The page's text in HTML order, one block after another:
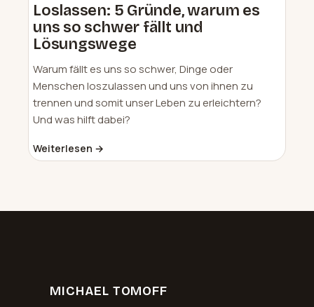
Loslassen: 5 Gründe, warum es
uns so schwer fällt und
Lösungswege
Warum fällt es uns so schwer, Dinge oder
Menschen loszulassen und uns von ihnen zu
trennen und somit unser Leben zu erleichtern?
Und was hilft dabei?
Weiterlesen →
MICHAEL TOMOFF